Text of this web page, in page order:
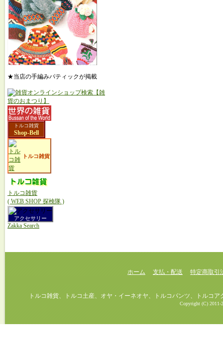
★当店の手編みパティックが掲載
トルコ雑貨
Shop-Bell
トルコ雑貨
トルコ雑貨
( WEB SHOP 探検隊 )
アクセサリー
Zakka Search
ホーム 支払・配送 特定商取引
トルコ雑貨、トルコ土産、オヤ・イーネオヤ、トルコパンツ、トルコアク
Copyright (C) 2011-